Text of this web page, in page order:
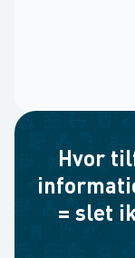
Hvor
= slet